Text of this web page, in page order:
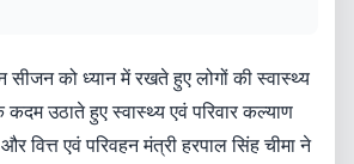
सीजन को ध्यान में रखते हुए लोगों की स्वास्थ्य
कदम उठाते हुए स्वास्थ्य एवं परिवार कल्याण
वित्त एवं परिवहन मंत्री हरपाल सिंह चीमा ने